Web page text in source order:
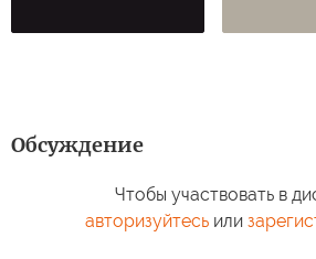
Обсуждение
Чтобы участвовать в
авторизуйтесьили